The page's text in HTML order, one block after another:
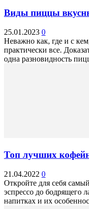
Виды пиццы
25.01.2023 0
Неважно как, где и с
практически все.
одна разновидность
Топ лучших
21.04.2022 0
Откройте для себя
эспрессо до бодрящего
напитках и их